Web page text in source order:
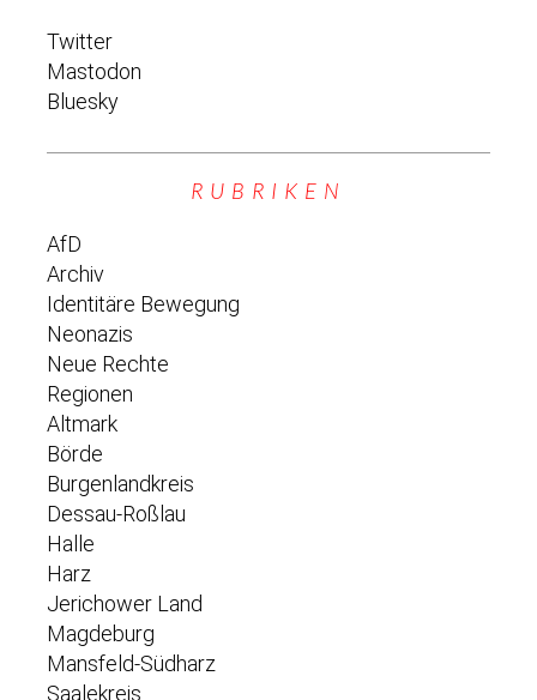
Twitter
Mastodon
Bluesky
RUBRIKEN
AfD
Archiv
Identitäre Bewegung
Neonazis
Neue Rechte
Regionen
Altmark
Börde
Burgenlandkreis
Dessau-Roßlau
Halle
Harz
Jerichower Land
Magdeburg
Mansfeld-Südharz
Saalekreis